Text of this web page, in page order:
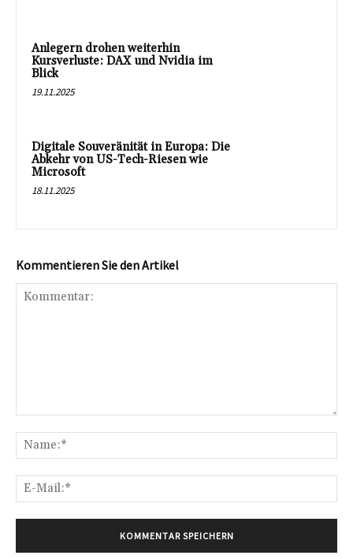
Anlegern drohen weiterhin
Kursverluste: DAX und Nvidia im
Blick
19.11.2025
Digitale Souveränität in Europa: Die
Abkehr von US-Tech-Riesen wie
Microsoft
18.11.2025
Kommentieren Sie den Artikel